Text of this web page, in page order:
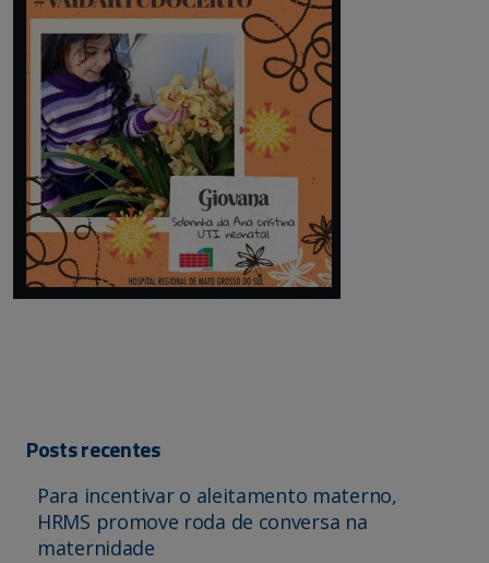
Posts recentes
Para incentivar o aleitamento materno,
HRMS promove roda de conversa na
maternidade